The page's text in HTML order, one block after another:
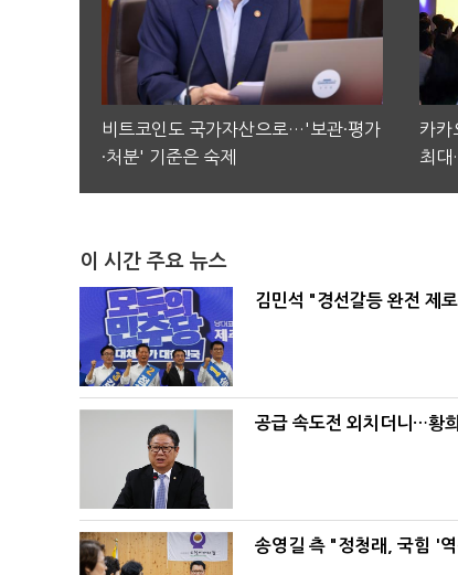
비트코인도 국가자산으로…'보관·평가
·처분' 기준은 숙제
카카
최
이 시간 주요 뉴스
김민석 "경선갈등 완전 제
공급 속도전 외치더니…황
송영길 측 "정청래, 국힘 '